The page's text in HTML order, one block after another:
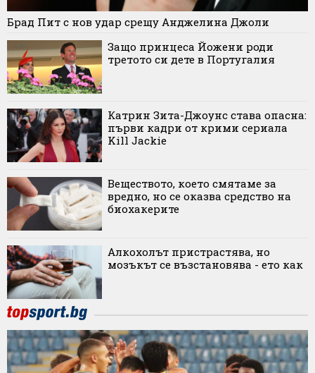
Брад Пит с нов удар срещу Анджелина Джоли
Защо принцеса Йожени роди
третото си дете в Португалия
Катрин Зита-Джоунс става опасна:
първи кадри от крими сериала
Kill Jackie
Веществото, което смятаме за
вредно, но се оказва средство на
биохакерите
Алкохолът пристрастява, но
мозъкът се възстановява - ето как